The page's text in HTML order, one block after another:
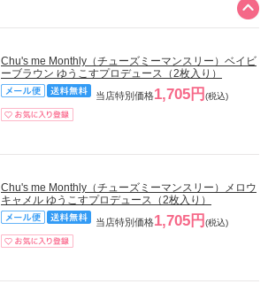
Chu's me Monthly（チューズミーマンスリー）ベイビ
ーブラウン ゆうこすプロデュース（2枚入り）
当店特別価格1,705円 (税込)
Chu's me Monthly（チューズミーマンスリー）メロウ
キャメル ゆうこすプロデュース（2枚入り）
当店特別価格1,705円 (税込)